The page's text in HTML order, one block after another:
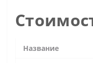
Название